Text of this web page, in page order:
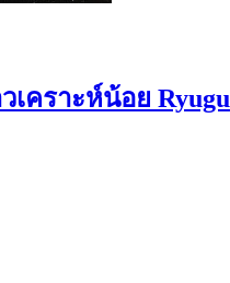
คราะห์น้อย Ryugu